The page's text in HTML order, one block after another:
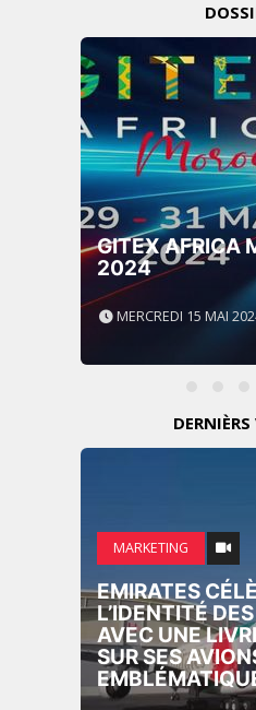
GITEX AFRICA
2024
MERCREDI 15 MAI
MARKETING
EMIRATES
L’IDENTITÉ
AVEC UNE
SUR SES